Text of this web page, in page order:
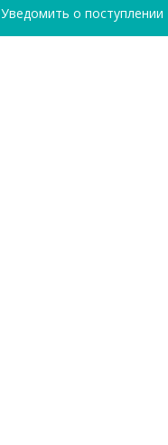
Уведомить о поступлении